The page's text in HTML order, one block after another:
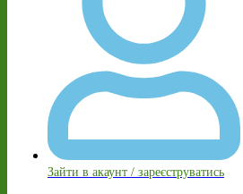
Зайти в акаунт / зареєструватись